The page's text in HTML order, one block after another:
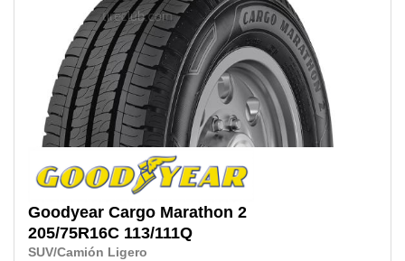
Goodyear Cargo Marathon 2
205/75R16C 113/111Q
SUV/Camión Ligero